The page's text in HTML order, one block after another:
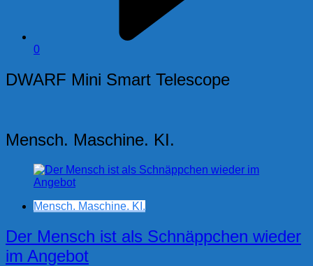
0
DWARF Mini Smart Telescope
Mensch. Maschine. KI.
Mensch. Maschine. KI.
Der Mensch ist als Schnäppchen wieder
im Angebot